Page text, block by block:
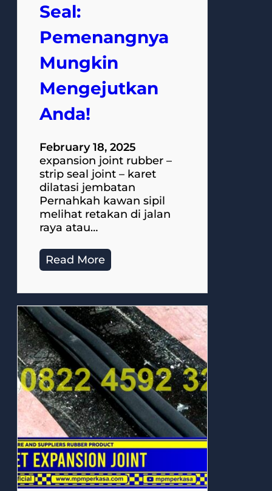
Seal:
Pemenangnya
Mungkin
Mengejutkan
Anda!
February 18, 2025
expansion joint rubber –
strip seal joint – karet
dilatasi jembatan
Pernahkah kawan sipil
melihat retakan di jalan
raya atau…
Read More